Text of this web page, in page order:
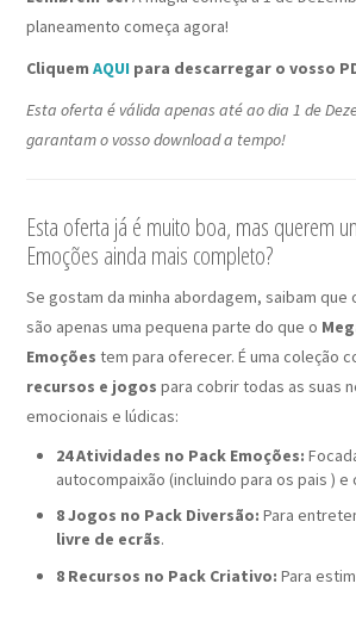
planeamento começa agora!
CliquemAQUI para descarregar o vosso
Esta oferta é válida apenas até ao dia 1 de
garantam o vosso download a tempo!
Esta oferta já é muito boa, mas querem
Emoções ainda mais completo?
Se gostam da minha abordagem, saibam que
são apenas uma pequena parte do que o
Emoções tem para oferecer. É uma coleção
recursos e jogos para cobrir todas as suas
emocionais e lúdicas:
24 Atividades no Pack Emoções:
autocompaixão (incluindo para os pais ) e
8 Jogos no Pack Diversão: Para
livre de ecrãs.
8 Recursos no Pack Criativo: Para